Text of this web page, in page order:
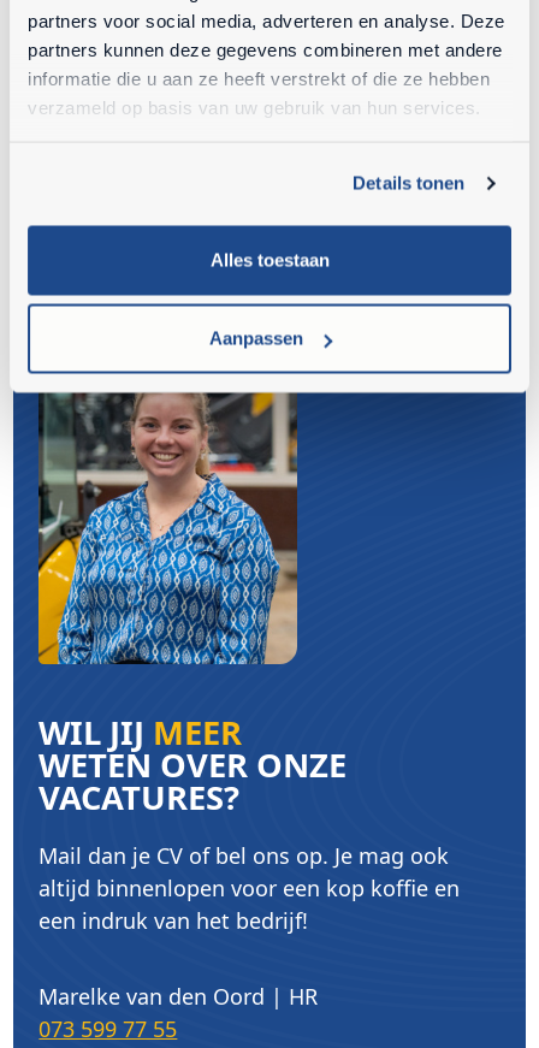
partners voor social media, adverteren en analyse. Deze
partners kunnen deze gegevens combineren met andere
informatie die u aan ze heeft verstrekt of die ze hebben
verzameld op basis van uw gebruik van hun services.
Details tonen
Alles toestaan
Aanpassen
Cookie-instellingen
Een dag als grondverzet monteur bij Ahlmann
WIL JIJ MEER
WETEN OVER ONZE
VACATURES?
Mail dan je CV of bel ons op. Je mag ook
altijd binnenlopen voor een kop koffie en
een indruk van het bedrijf!
Marelke van den Oord | HR
073 599 77 55